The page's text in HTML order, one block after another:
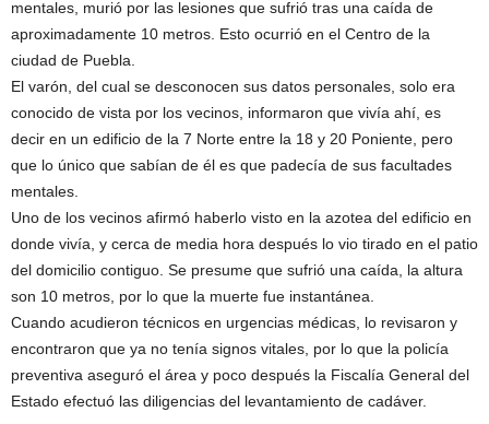
mentales, murió por las lesiones que sufrió tras una caída de
aproximadamente 10 metros. Esto ocurrió en el Centro de la
ciudad de Puebla.
El varón, del cual se desconocen sus datos personales, solo era
conocido de vista por los vecinos, informaron que vivía ahí, es
decir en un edificio de la 7 Norte entre la 18 y 20 Poniente, pero
que lo único que sabían de él es que padecía de sus facultades
mentales.
Uno de los vecinos afirmó haberlo visto en la azotea del edificio en
donde vivía, y cerca de media hora después lo vio tirado en el patio
del domicilio contiguo. Se presume que sufrió una caída, la altura
son 10 metros, por lo que la muerte fue instantánea.
Cuando acudieron técnicos en urgencias médicas, lo revisaron y
encontraron que ya no tenía signos vitales, por lo que la policía
preventiva aseguró el área y poco después la Fiscalía General del
Estado efectuó las diligencias del levantamiento de cadáver.